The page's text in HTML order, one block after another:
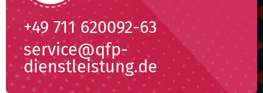
+49 711 620092-63
service@qfp-
dienstleistung.de